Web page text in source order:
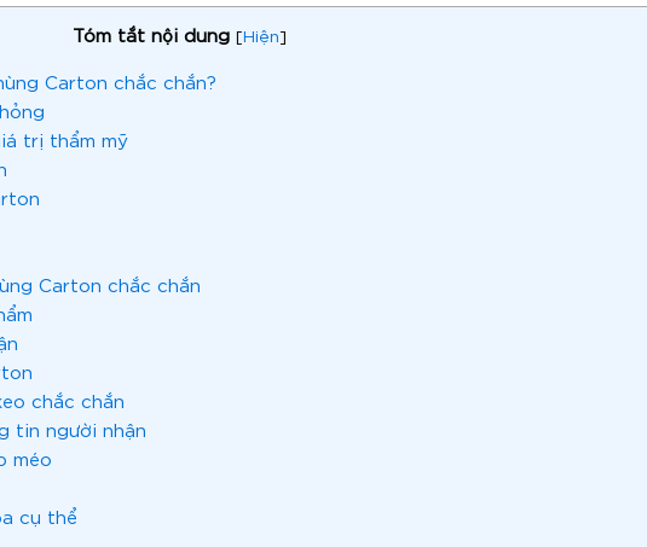
Tóm tắt nội dung [Hiện]
Carton chắc chắn?
trị thẩm mỹ
Carton chắc chắn
chắc chắn
tin người nhận
méo
cụ thể